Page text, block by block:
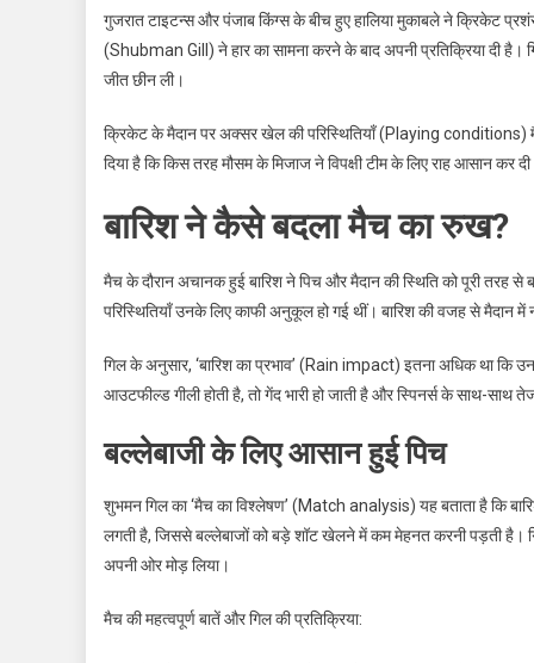
टाइटन्स?
पंजाब
किंग्स
पर
कड़ा
गुजरात टाइटन्स और पंजाब किंग्स के बीच हुए हालिया मुकाबले ने क्रिकेट
(Shubman Gill) ने हार का सामना करने के बाद अपनी प्रतिक्रिया दी है।
जीत छीन ली।
क्रिकेट के मैदान पर अक्सर खेल की परिस्थितियाँ (Playing conditions)
दिया है कि किस तरह मौसम के मिजाज ने विपक्षी टीम के लिए राह आसान कर
बारिश ने कैसे बदला मैच का रुख?
मैच के दौरान अचानक हुई बारिश ने पिच और मैदान की स्थिति को पूरी तरह
परिस्थितियाँ उनके लिए काफी अनुकूल हो गई थीं। बारिश की वजह से
गिल के अनुसार, ‘बारिश का प्रभाव’ (Rain impact) इतना अधिक था कि
आउटफील्ड गीली होती है, तो गेंद भारी हो जाती है और स्पिनर्स के साथ-साथ
बल्लेबाजी के लिए आसान हुई पिच
शुभमन गिल का ‘मैच का विश्लेषण’ (Match analysis) यह बताता है कि
लगती है, जिससे बल्लेबाजों को बड़े शॉट खेलने में कम मेहनत करनी पड़ती है।
अपनी ओर मोड़ लिया।
मैच की महत्वपूर्ण बातें और गिल की प्रतिक्रिया: